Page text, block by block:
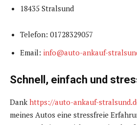
18435 Stralsund
Telefon: 01728329057
Email: info@auto-ankauf-
Schnell, einfach und
Dank https://auto-ankauf-
meines Autos eine stressfreie